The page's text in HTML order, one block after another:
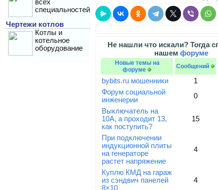
всех
специальностей
Чертежи котлов
Котлы и
котельное
оборудование
Не нашли что искали? Тогда
нашем форуме
Новые темы на
форуме
Сообщений
bybits.ru мошенники
1
Форум социальной
инженерии
0
Выключатель на
10А, а проходит 13,
как поступить?
15
При подключении
индукционной плиты
на генераторе
растет напряжение
4
Куплю КМД на гараж
из сэндвич панелей
8×10
4